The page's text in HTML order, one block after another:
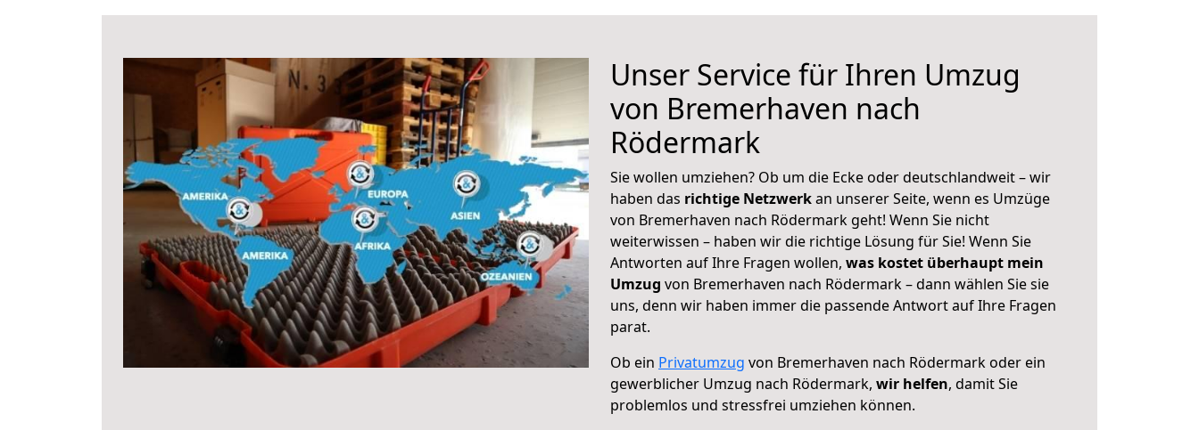
Unser Service für Ihren Umzug
von Bremerhaven nach
Rödermark
Sie wollen umziehen? Ob um die Ecke oder deutschlandweit – wir
haben das richtige Netzwerkan unserer Seite, wenn es Umzüge
von Bremerhaven nach Rödermark geht! Wenn Sie nicht
weiterwissen – haben wir die richtige Lösung für Sie! Wenn Sie
Antworten auf Ihre Fragen wollen, was kostet überhaupt mein
Umzug von Bremerhaven nach Rödermark – dann wählen Sie sie
uns, denn wir haben immer die passende Antwort auf Ihre Fragen
parat.
Ob ein Privatumzug von Bremerhaven nach Rödermark oder ein
gewerblicher Umzug nach Rödermark, wir helfen, damit Sie
problemlos und stressfrei umziehen können.